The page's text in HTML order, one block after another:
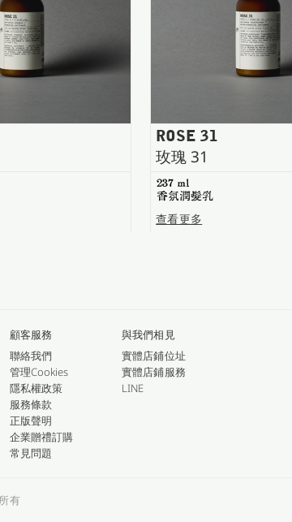
ROSE 31
玫瑰 31
237 ml
香氛潤髮乳
查看更多
顧客服務
聯絡我們
管理Cookies
隱私權政策
服務條款
正版聲明
企業贈禮訂購
常見問題
與我們相見
實體店鋪位址
實體店鋪服務
LINE
有